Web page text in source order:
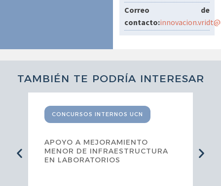
Correo de
contacto:
TAMBIÉN TE PODRÍA INTERESAR
CONCURSOS INTERNOS UCN
APOYO A MEJORAMIENTO
MENOR DE INFRAESTRUCTURA
EN LABORATORIOS